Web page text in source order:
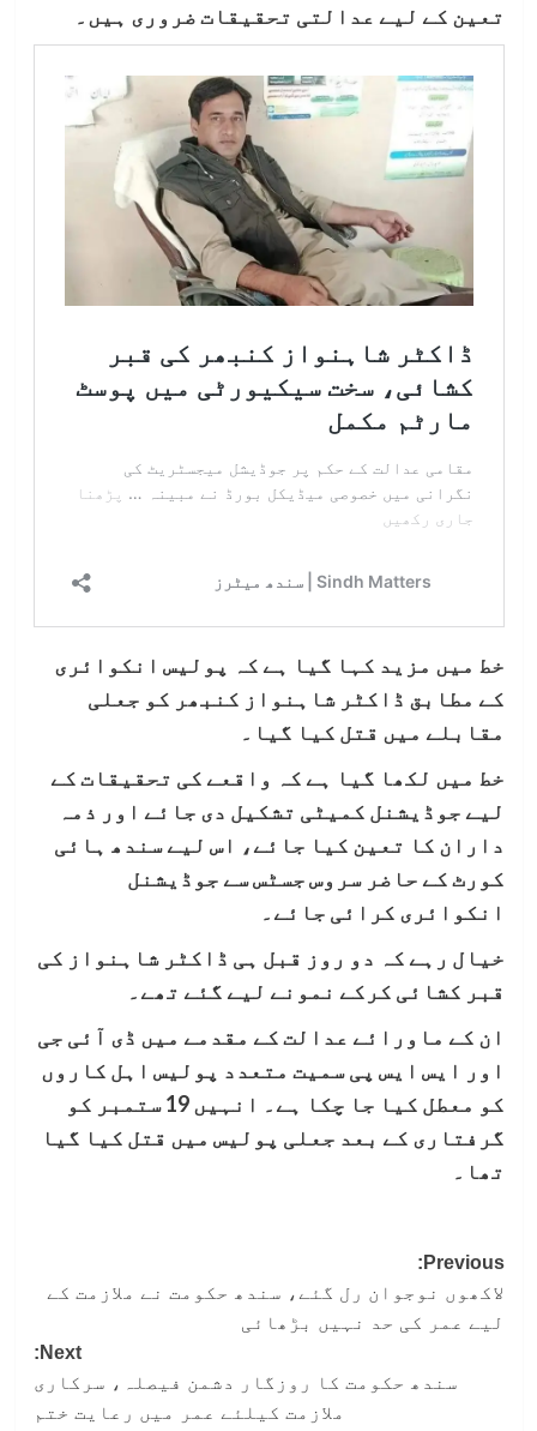
تعین کے لیے عدالتی تحقیقات ضروری ہیں۔
خط میں مزید کہا گیا ہے کہ پولیس انکوائری
کے مطابق ڈاکٹر شاہنواز کنبھر کو جعلی
مقابلے میں قتل کیا گیا۔
خط میں لکھا گیا ہے کہ واقعے کی تحقیقات کے
لیے جوڈیشنل کمیٹی تشکیل دی جائے اور ذمہ
داران کا تعین کیا جائے، اس لیے سندھ ہائی
کورٹ کے حاضر سروس جسٹس سے جوڈیشنل
انکوائری کرائی جائے۔
خیال رہے کہ دو روز قبل ہی ڈاکٹر شاہنواز کی
قبر کشائی کرکے نمونے لیے گئے تھے۔
ان کے ماورائے عدالت کے مقدمے میں ڈی آئی جی
اور ایس ایس پی سمیت متعدد پولیس اہل کاروں
کو معطل کیا جا چکا ہے۔ انہیں 19 ستمبر کو
گرفتاری کے بعد جعلی پولیس میں قتل کیا گیا
تھا۔
Post
navigation
Previous:
لاکھوں نوجوان رل گئے، سندھ حکومت نے ملازمت کے
لیے عمر کی حد نہیں بڑھائی
Next:
سندھ حکومت کا روزگار دشمن فیصلہ، سرکاری
ملازمت کیلئے عمر میں رعایت ختم